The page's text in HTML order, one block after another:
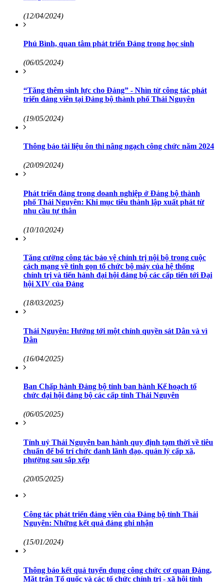
(12/04/2024)
Phú Bình, quan tâm phát triển Đảng trong học sinh
(06/05/2024)
“Tăng thêm sinh lực cho Đảng” - Nhìn từ công tác phát
triển đảng viên tại Đảng bộ thành phố Thái Nguyên
(19/05/2024)
Thông báo tài liệu ôn thi nâng ngạch công chức năm 2024
(20/09/2024)
Phát triển đảng trong doanh nghiệp ở Đảng bộ thành
phố Thái Nguyên: Khi mục tiêu thành lập xuất phát từ
nhu cầu tự thân
(10/10/2024)
Tăng cường công tác bảo vệ chính trị nội bộ trong cuộc
cách mạng về tinh gọn tổ chức bộ máy của hệ thống
chính trị và tiến hành đại hội đảng bộ các cấp tiến tới Đại
hội XIV của Đảng
(18/03/2025)
Thái Nguyên: Hướng tới một chính quyền sát Dân và vì
Dân
(16/04/2025)
Ban Chấp hành Đảng bộ tỉnh ban hành Kế hoạch tổ
chức đại hội đảng bộ các cấp tỉnh Thái Nguyên
(06/05/2025)
Tỉnh uỷ Thái Nguyên ban hành quy định tạm thời về tiêu
chuẩn để bố trí chức danh lãnh đạo, quản lý cấp xã,
phường sau sắp xếp
(20/05/2025)
Công tác phát triển đảng viên của Đảng bộ tỉnh Thái
Nguyên: Những kết quả đáng ghi nhận
(15/01/2024)
Thông báo kết quả tuyển dụng công chức cơ quan Đảng,
Mặt trận Tổ quốc và các tổ chức chính trị - xã hội tỉnh